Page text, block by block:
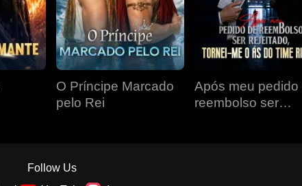
O Príncipe Marcado
pelo Rei
Após meu pedido
reembolso ser
Follow Us